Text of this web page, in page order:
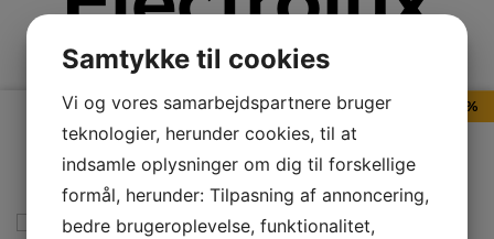
TILBUD - 30%
Samtykke til cookies
Vi og vores samarbejdspartnere bruger
teknologier, herunder cookies, til at
indsamle oplysninger om dig til forskellige
formål, herunder: Tilpasning af annoncering,
bedre brugeroplevelse, funktionalitet,